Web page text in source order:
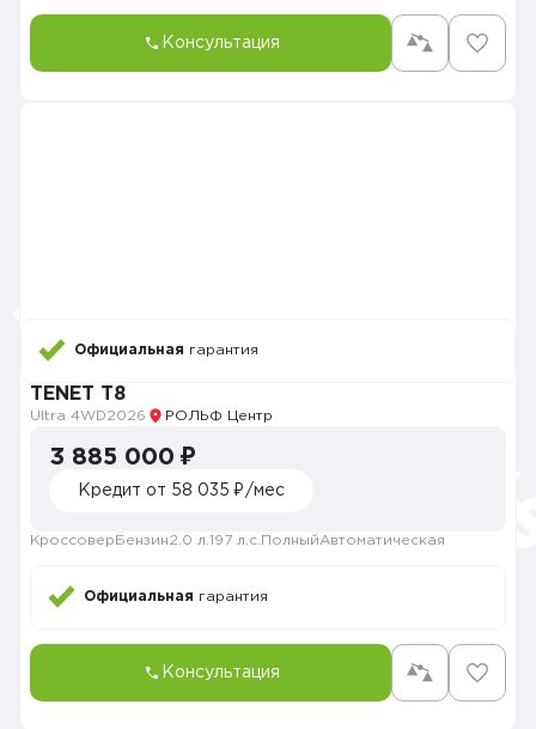
Консультация
Официальная гарантия
TENET T8
Ultra 4WD2026 РОЛЬФ Центр
3 885 000 ₽
Кредит от 58 035 ₽/мес
Кроссовер Бензин2.0 л. 197 л.с. ПолныйАвтоматическая
Официальная гарантия
Консультация